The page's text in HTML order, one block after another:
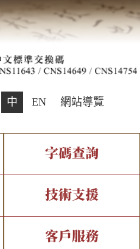
中 EN 網站導覽
全字庫現況
專有名詞介紹
字碼查詢
部件查詢
注音查詢
技術支援
造字解決方案
客戶服務